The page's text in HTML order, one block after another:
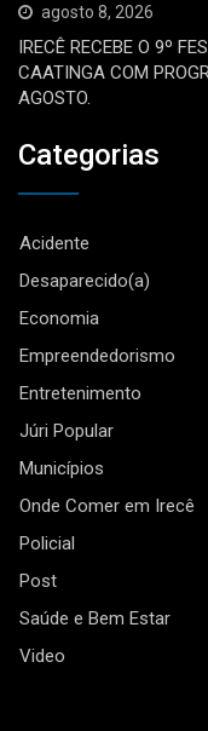
agosto 8, 2026
IRECÊ RECEBE O 9º
CAATINGA COM
AGOSTO.
Categorias
Acidente
Desaparecido(a)
Economia
Empreendedorismo
Entretenimento
Júri Popular
Municípios
Onde Comer em Irecê
Policial
Post
Saúde e Bem Estar
Video